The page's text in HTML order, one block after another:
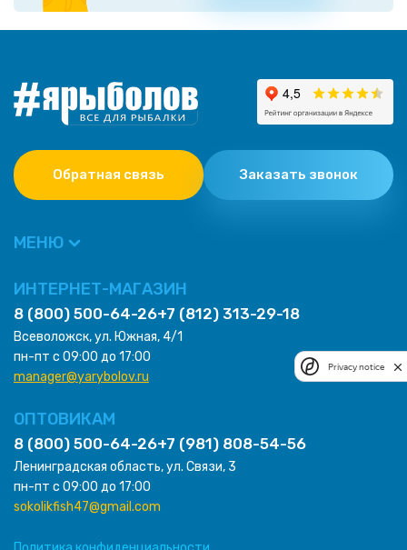
Обратная связь Заказать звонок
МЕНЮ
ИНТЕРНЕТ-МАГАЗИН
8 (800) 500-64-26+7 (812) 313-29-18
Всеволожск, ул. Южная, 4/1
пн-пт с 09:00 до 17:00
manager@yarybolov.ru
ОПТОВИКАМ
8 (800) 500-64-26+7 (981) 808-54-56
Ленинградская область, ул. Связи, 3
пн-пт с 09:00 до 17:00
sokolikfish47@gmail.com
Privacy notice